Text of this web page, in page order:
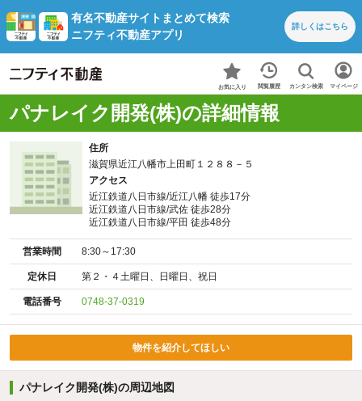
有名不動産サイトまとめて検索
ニフティ不動産アプリ
詳しくはこちら
お気に入り 閲覧履歴 カンタン検索 マイページ
パナレイク開発(株)の詳細情報
住所
滋賀県近江八幡市上田町１２８８－５
アクセス
近江鉄道八日市線/近江八幡 徒歩17分
近江鉄道八日市線/武佐 徒歩28分
近江鉄道八日市線/平田 徒歩48分
営業時間 8:30～17:30
定休日 第２・４土曜日、日曜日、祝日
電話番号 0748-37-0319
物件を紹介してほしい
パナレイク開発(株)の周辺地図